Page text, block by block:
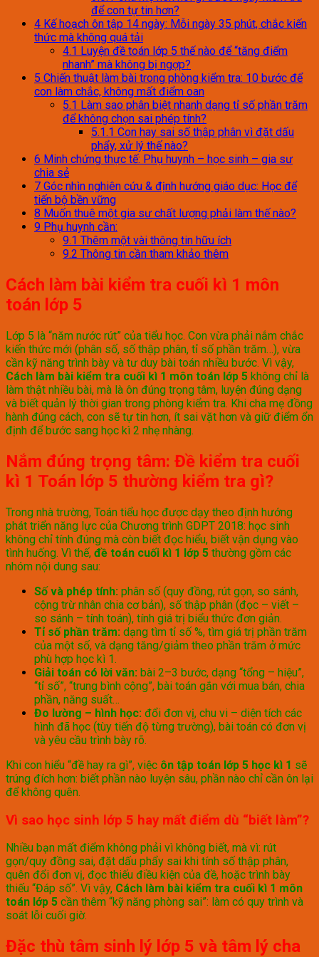
để con tự tin hơn?
4 Kế hoạch ôn tập 14 ngày: Mỗi ngày 35 phút, chắc kiến
thức mà không quá tải
4.1 Luyện đề toán lớp 5 thế nào để “tăng điểm
nhanh” mà không bị ngợp?
5 Chiến thuật làm bài trong phòng kiểm tra: 10 bước để
con làm chắc, không mất điểm oan
5.1 Làm sao phân biệt nhanh dạng tỉ số phần trăm
để không chọn sai phép tính?
5.1.1 Con hay sai số thập phân vì đặt dấu
phẩy, xử lý thế nào?
6 Minh chứng thực tế: Phụ huynh – học sinh – gia sư
chia sẻ
7 Góc nhìn nghiên cứu & định hướng giáo dục: Học để
tiến bộ bền vững
8 Muốn thuê một gia sư chất lượng phải làm thế nào?
9 Phụ huynh cần:
9.1 Thêm một vài thông tin hữu ích
9.2 Thông tin cần tham khảo thêm
Cách làm bài kiểm tra cuối kì 1 môn
toán lớp 5
Lớp 5 là “năm nước rút” của tiểu học. Con vừa phải nắm chắc
kiến thức mới (phân số, số thập phân, tỉ số phần trăm…), vừa
cần kỹ năng trình bày và tư duy bài toán nhiều bước. Vì vậy,
Cách làm bài kiểm tra cuối kì 1 môn toán lớp 5 không chỉ là
làm thật nhiều bài, mà là ôn đúng trọng tâm, luyện đúng dạng
và biết quản lý thời gian trong phòng kiểm tra. Khi cha mẹ đồng
hành đúng cách, con sẽ tự tin hơn, ít sai vặt hơn và giữ điểm ổn
định để bước sang học kì 2 nhẹ nhàng.
Nắm đúng trọng tâm: Đề kiểm tra cuối
kì 1 Toán lớp 5 thường kiểm tra gì?
Trong nhà trường, Toán tiểu học được dạy theo định hướng
phát triển năng lực của Chương trình GDPT 2018: học sinh
không chỉ tính đúng mà còn biết đọc hiểu, biết vận dụng vào
tình huống. Vì thế, đề toán cuối kì 1 lớp 5 thường gồm các
nhóm nội dung sau:
Số và phép tính: phân số (quy đồng, rút gọn, so sánh,
cộng trừ nhân chia cơ bản), số thập phân (đọc – viết –
so sánh – tính toán), tính giá trị biểu thức đơn giản.
Tỉ số phần trăm: dạng tìm tỉ số %, tìm giá trị phần trăm
của một số, và dạng tăng/giảm theo phần trăm ở mức
phù hợp học kì 1.
Giải toán có lời văn: bài 2–3 bước, dạng “tổng – hiệu”,
“tỉ số”, “trung bình cộng”, bài toán gắn với mua bán, chia
phần, năng suất…
Đo lường – hình học: đổi đơn vị, chu vi – diện tích các
hình đã học (tùy tiến độ từng trường), bài toán có đơn vị
và yêu cầu trình bày rõ.
Khi con hiểu “đề hay ra gì”, việc ôn tập toán lớp 5 học kì 1 sẽ
trúng đích hơn: biết phần nào luyện sâu, phần nào chỉ cần ôn lại
để không quên.
Vì sao học sinh lớp 5 hay mất điểm dù “biết làm”?
Nhiều bạn mất điểm không phải vì không biết, mà vì: rút
gọn/quy đồng sai, đặt dấu phẩy sai khi tính số thập phân,
quên đổi đơn vị, đọc thiếu điều kiện của đề, hoặc trình bày
thiếu “Đáp số”. Vì vậy, Cách làm bài kiểm tra cuối kì 1 môn
toán lớp 5 cần thêm “kỹ năng phòng sai”: làm có quy trình và
soát lỗi cuối giờ.
Đặc thù tâm sinh lý lớp 5 và tâm lý cha